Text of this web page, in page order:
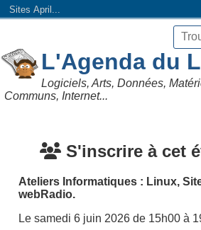
Sites April...
L'Agenda du
Logiciels, Arts, Données,
Communs, Internet...
S'inscrire à cet
Ateliers Informatiques : Linux,
webRadio.
Le samedi 6 juin 2026 de 15h00 à